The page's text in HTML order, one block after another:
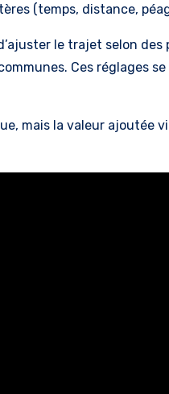
(temps, distance,
le trajet selon
Ces réglages
mais la valeur ajoutée